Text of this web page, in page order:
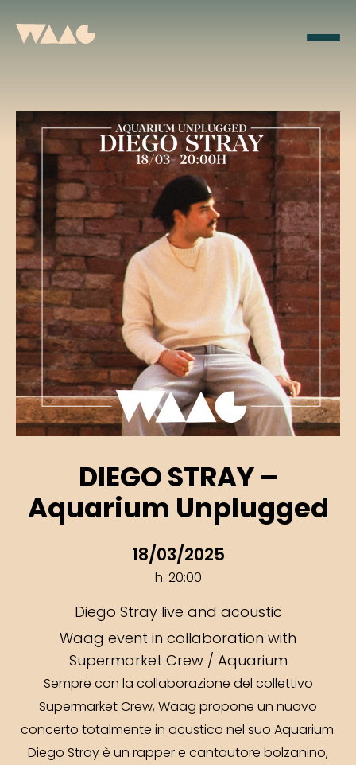
DIEGO STRAY –
Aquarium Unplugged
18/03/2025
h. 20:00
Diego Stray live and acoustic
Waag event in collaboration with
Supermarket Crew / Aquarium
Sempre con la collaborazione del collettivo
Supermarket Crew, Waag propone un nuovo
concerto totalmente in acustico nel suo Aquarium.
Diego Stray è un rapper e cantautore bolzanino,